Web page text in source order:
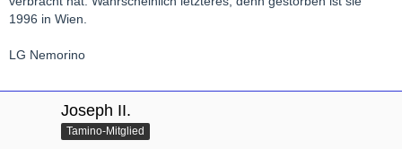
1996 in Wien.
LG Nemorino
Joseph II.
Tamino-Mitglied